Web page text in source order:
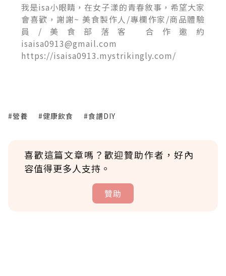
我是isa小眼睛，在女子漾的青春敘事，希望大家
會喜歡，謝謝~ 美食製作人/專欄作家/商品體驗
員/美食部落客 合作邀約
isaisa0913@gmail.com
https://isaisa0913.mystrikingly.com/
#營養 #健康飲食 #食譜DIY
喜歡這篇文章嗎？歡迎贊助作者，好內
容值得更多人支持。
贊助